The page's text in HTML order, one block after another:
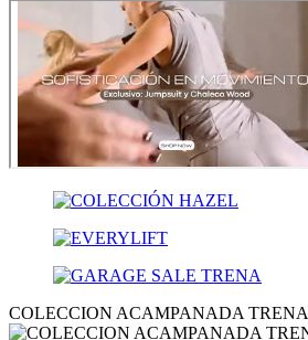
COLECCION ACAMPANADA TRENA